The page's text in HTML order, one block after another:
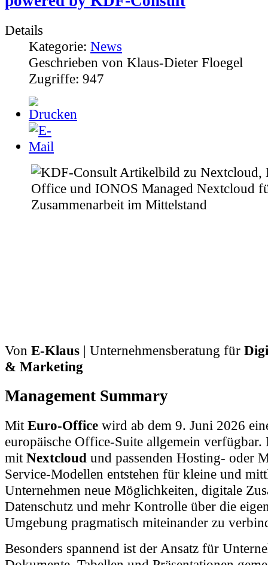
Kategorie:
Geschrieben von
Zugriffe:947
& Marketing
europäische Office-Suite allgemein
mitNextcloudund passenden Hosting- oder
Service-Modellen entstehen für kleine und
Unternehmen neue Möglichkeiten, digitale
Datenschutz und mehr Kontrolle über die
Umgebung pragmatisch miteinander zu
Dokumente, Tabellen und Präsentationen